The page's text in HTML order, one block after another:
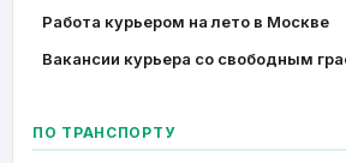
Работа курьером на лето в Москве
Вакансии курьера со свободным
ПО ТРАНСПОРТУ